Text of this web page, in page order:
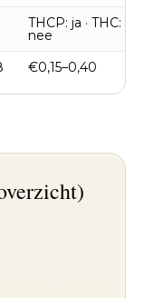
THCP: ja · THC:
nee
€0,15–0,40